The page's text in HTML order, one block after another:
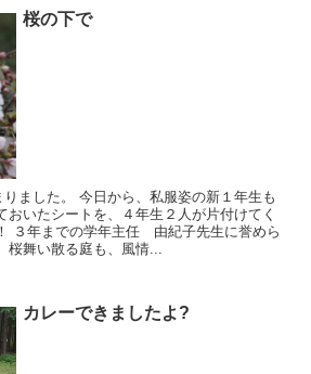
桜の下で
ました。 今日から、私服姿の新１年生も
おいたシートを、４年生２人が片付けてく
３年までの学年主任 由紀子先生に誉めら
舞い散る庭も、風情...
カレーできましたよ?